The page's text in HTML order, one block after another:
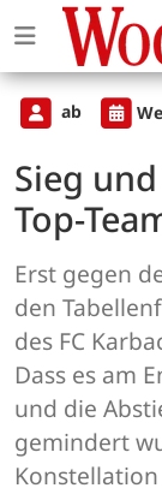
ab
Sieg
Top-
Erst gegen
den
des FC
Dass es am
und die
gemindert